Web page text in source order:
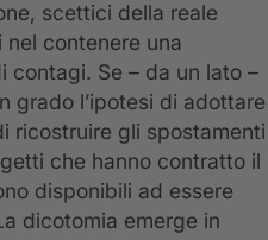
scettici della reale
contenere una
contagi. Se – da un lato –
grado l’ipotesi di adottare
ricostruire gli spostamenti
che hanno contratto il
disponibili ad essere
dicotomia emerge in